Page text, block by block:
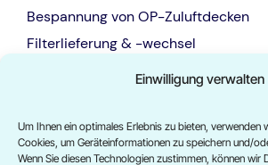
Einwilligung verwalten
Um Ihnen ein optimales Erlebnis zu bieten, verwenden
Cookies, um Geräteinformationen zu speichern und/
Wenn Sie diesen Technologien zustimmen, können wir
Bespannung von OP-Zuluftdecken
Filterlieferung & -wechsel
RLT-Anlagenwartung &
Prüfung von Laminar-Flow-
Sicherheitswerkbänken